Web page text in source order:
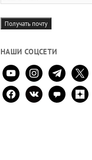
E-
mail
Получать почту
НАШИ СОЦСЕТИ
youtubeinstagramtelegram
x
facebookvkontaktecomment
zen-
yandex